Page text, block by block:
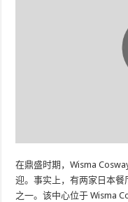
在鼎盛时期，Wisma
迎。事实上，有两家日本
之一。该中心位于 Wisma